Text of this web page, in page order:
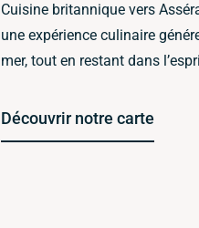
Cuisine britannique vers
une expérience culinaire
mer, tout en restant dans
Découvrir notre carte